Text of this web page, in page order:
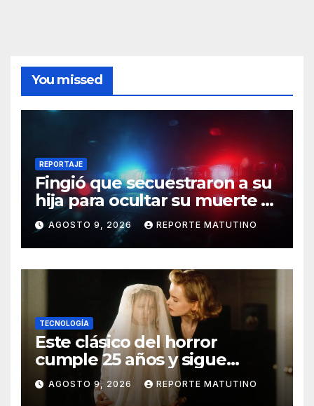
You missed
REPORTAJE
Fingió que secuestraron a su
hija para ocultar su muerte y
así la policía descubrió el
engaño
AGOSTO 9, 2026 REPORTE MATUTINO
TECNOLOGÍA
Este clásico del horror
cumple 25 años y sigue
siendo estupendo (y lo
puedes ver en Netflix)
AGOSTO 9, 2026 REPORTE MATUTINO